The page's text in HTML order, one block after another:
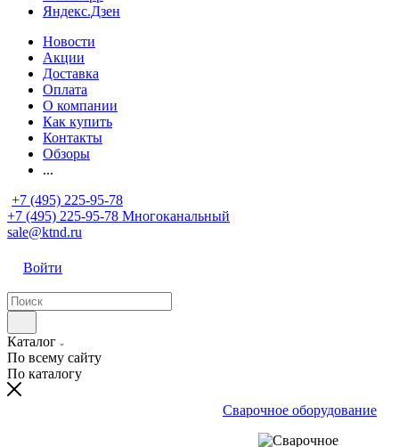
Яндекс.Дзен
Новости
Акции
Доставка
Оплата
О компании
Как купить
Контакты
Обзоры
...
+7 (495) 225-95-78
+7 (495) 225-95-78 Многоканальный
sale@ktnd.ru
Войти
Каталог
По всему сайту
По каталогу
Сварочное оборудование